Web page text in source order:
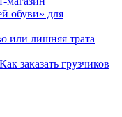
обуви» для
или лишняя трата
заказать грузчиков